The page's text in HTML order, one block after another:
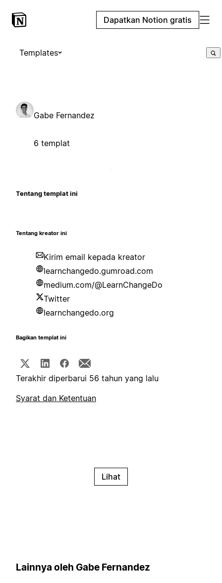
Dapatkan Notion gratis
Templates
Gabe Fernandez
6 templat
Tentang templat ini
Tentang kreator ini
Kirim email kepada kreator
learnchangedo.gumroad.com
medium.com/@LearnChangeDo
Twitter
learnchangedo.org
Bagikan templat ini
Terakhir diperbarui 56 tahun yang lalu
Syarat dan Ketentuan
Lihat
Lainnya oleh Gabe Fernandez